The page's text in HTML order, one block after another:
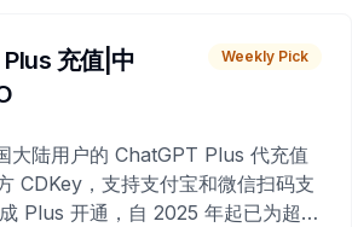
充值|中
Weekly Pick
大陆用户的 ChatGPT Plus 代充值
CDKey，支持支付宝和微信扫码支
Plus 开通，自 2025 年起已为超过